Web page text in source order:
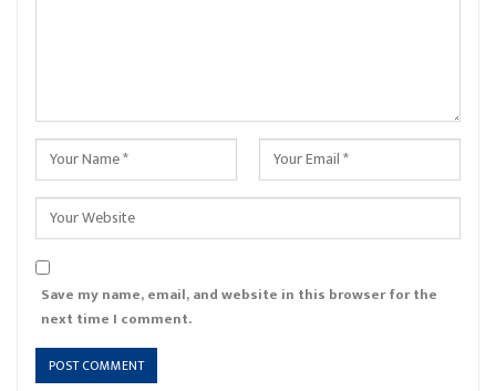
Save my name, email, and website in this browser for the
next time I comment.